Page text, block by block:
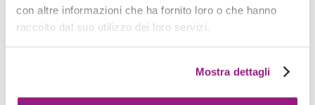
con altre informazioni che ha fornito loro o che hanno
raccolto dal suo utilizzo dei loro servizi.
Mostra dettagli
Bisogna essere in grado di rendere operativo un
servizio nel minor tempo possibile, in modo da